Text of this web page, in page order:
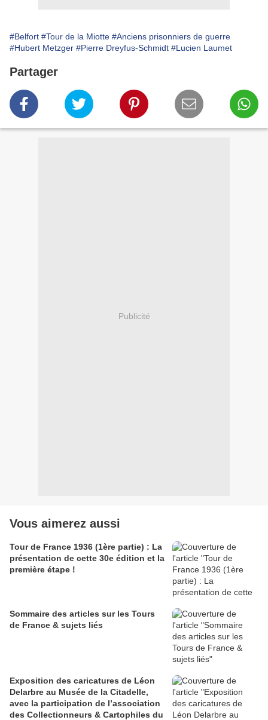
#Belfort #Tour de la Miotte #Anciens prisonniers de guerre
#Hubert Metzger #Pierre Dreyfus-Schmidt #Lucien Laumet
Partager
Publicité
Vous aimerez aussi
Tour de France 1936 (1ère partie) : La
présentation de cette 30e édition et la
première étape !
Sommaire des articles sur les Tours
de France & sujets liés
Exposition des caricatures de Léon
Delarbre au Musée de la Citadelle,
avec la participation de l’association
des Collectionneurs & Cartophiles du